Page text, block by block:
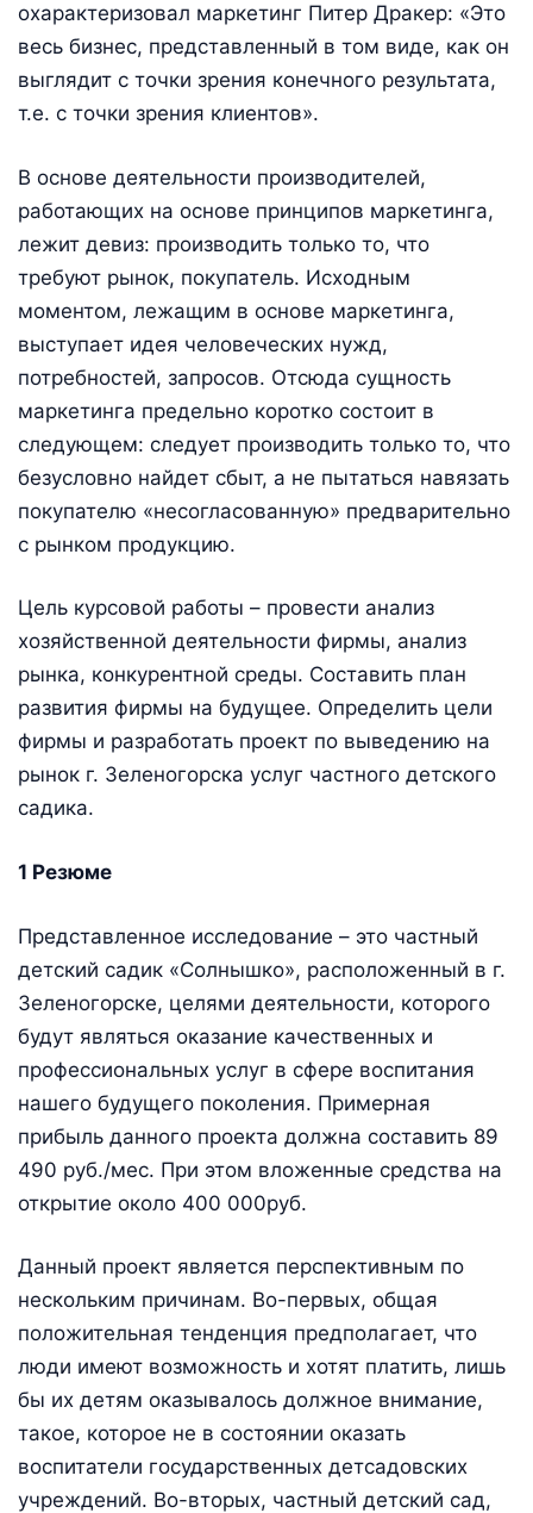
охарактеризовал маркетинг Питер Дракер: «Это
весь бизнес, представленный в том виде, как он
выглядит с точки зрения конечного результата,
т.е. с точки зрения клиентов».
В основе деятельности производителей,
работающих на основе принципов маркетинга,
лежит девиз: производить только то, что
требуют рынок, покупатель. Исходным
моментом, лежащим в основе маркетинга,
выступает идея человеческих нужд,
потребностей, запросов. Отсюда сущность
маркетинга предельно коротко состоит в
следующем: следует производить только то, что
безусловно найдет сбыт, а не пытаться навязать
покупателю «несогласованную» предварительно
с рынком продукцию.
Цель курсовой работы – провести анализ
хозяйственной деятельности фирмы, анализ
рынка, конкурентной среды. Составить план
развития фирмы на будущее. Определить цели
фирмы и разработать проект по выведению на
рынок г. Зеленогорска услуг частного детского
садика.
1 Резюме
Представленное исследование – это частный
детский садик «Солнышко», расположенный в г.
Зеленогорске, целями деятельности, которого
будут являться оказание качественных и
профессиональных услуг в сфере воспитания
нашего будущего поколения. Примерная
прибыль данного проекта должна составить 89
490 руб./мес. При этом вложенные средства на
открытие около 400 000руб.
Данный проект является перспективным по
нескольким причинам. Во-первых, общая
положительная тенденция предполагает, что
люди имеют возможность и хотят платить, лишь
бы их детям оказывалось должное внимание,
такое, которое не в состоянии оказать
воспитатели государственных детсадовских
учреждений. Во-вторых, частный детский сад,